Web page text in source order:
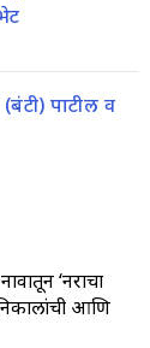
पाटील व
‘नराचा
आणि